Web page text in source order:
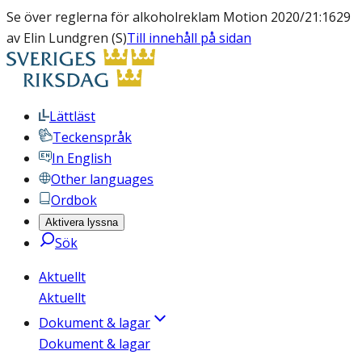
Se över reglerna för alkoholreklam Motion 2020/21:1629
av Elin Lundgren (S)Till innehåll på sidan
Lättläst
Teckenspråk
In English
Other languages
Ordbok
Aktivera lyssna
Sök
Aktuellt
Aktuellt
Dokument & lagar
Dokument & lagar